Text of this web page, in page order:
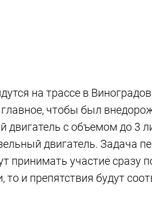
на трассе в
чтобы был
двигатель с объемом до 3
двигатель. Задача
принимать участие сразу
и препятствия будут